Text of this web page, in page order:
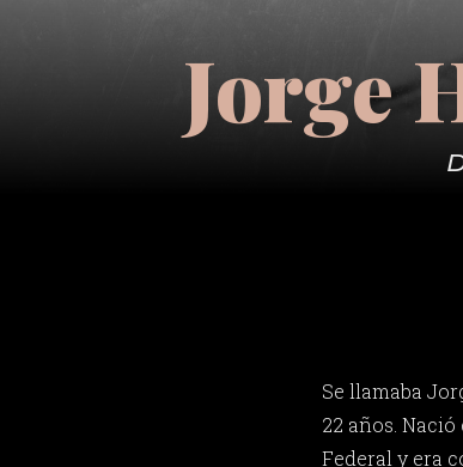
Jorge
Se llamaba
22 años. Nació
Federal y era